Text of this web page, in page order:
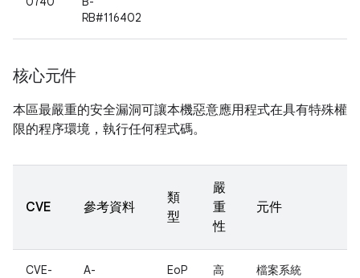
RB#116402
核心元件
本區最嚴重的安全漏洞可讓本機惡意應用程式在具有特殊權
限的程序環境，執行任何程式碼。
CVE 參考資料
類
型
嚴
重
性
元件
CVE-
A-
EoP 高 檔案系統